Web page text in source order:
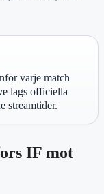
varje match
lags officiella
streamtider.
IF mot